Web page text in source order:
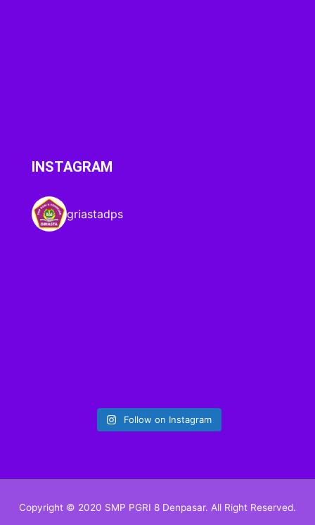
INSTAGRAM
griastadps
Follow on Instagram
Copyright © 2020 SMP PGRI 8 Denpasar. All Right Reserved.